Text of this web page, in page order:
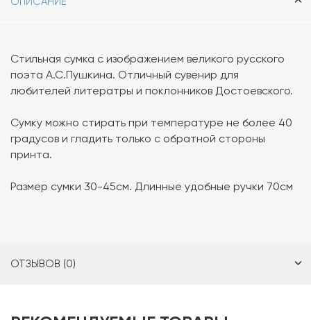
Стильная сумка с изображением великого русского
поэта А.С.Пушкина. Отличный сувенир для
любителей литератры и поклонников Достоевского.
Сумку можно стирать при температуре не более 40
градусов и гладить только с обратной стороны
принта.
Размер сумки 30-45см. Длинные удобные ручки 70см
ОТЗЫВОВ (0)